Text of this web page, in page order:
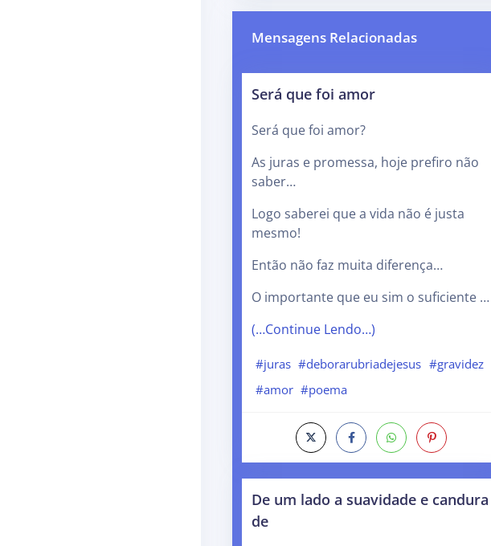
Mensagens Relacionadas
Será que foi amor
Será que foi amor?
As juras e promessa, hoje prefiro não
saber…
Logo saberei que a vida não é justa
mesmo!
Então não faz muita diferença…
O importante que eu sim o suficiente …
(…Continue Lendo…)
#juras #deborarubriadejesus #gravidez
#amor #poema
De um lado a suavidade e candura
de